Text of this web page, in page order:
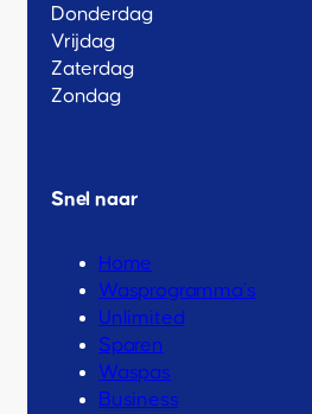
Donderdag
Vrijdag
Zaterdag
Zondag
Snel naar
Home
Wasprogramma’s
Unlimited
Sparen
Waspas
Business